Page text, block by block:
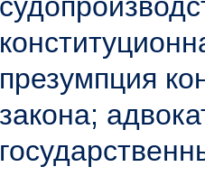
презумпция
закона;